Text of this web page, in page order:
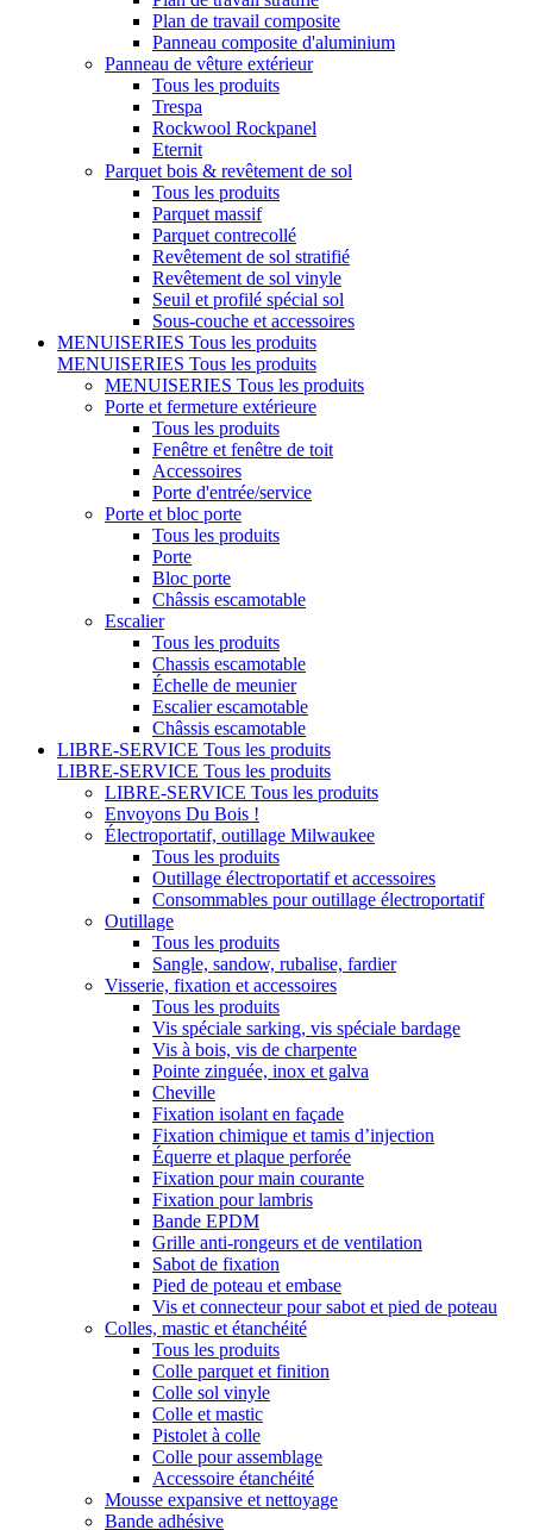
Plan de travail composite
Panneau composite d'aluminium
Panneau de vêture extérieur
Tous les produits
Trespa
Rockwool Rockpanel
Eternit
Parquet bois & revêtement de sol
Tous les produits
Parquet massif
Parquet contrecollé
Revêtement de sol stratifié
Revêtement de sol vinyle
Seuil et profilé spécial sol
Sous-couche et accessoires
MENUISERIES Tous les produits
MENUISERIES Tous les produits
MENUISERIES Tous les produits
Porte et fermeture extérieure
Tous les produits
Fenêtre et fenêtre de toit
Accessoires
Porte d'entrée/service
Porte et bloc porte
Tous les produits
Porte
Bloc porte
Châssis escamotable
Escalier
Tous les produits
Chassis escamotable
Échelle de meunier
Escalier escamotable
Châssis escamotable
LIBRE-SERVICE Tous les produits
LIBRE-SERVICE Tous les produits
LIBRE-SERVICE Tous les produits
Envoyons Du Bois !
Électroportatif, outillage Milwaukee
Tous les produits
Outillage électroportatif et accessoires
Consommables pour outillage électroportatif
Outillage
Tous les produits
Sangle, sandow, rubalise, fardier
Visserie, fixation et accessoires
Tous les produits
Vis spéciale sarking, vis spéciale bardage
Vis à bois, vis de charpente
Pointe zinguée, inox et galva
Cheville
Fixation isolant en façade
Fixation chimique et tamis d’injection
Équerre et plaque perforée
Fixation pour main courante
Fixation pour lambris
Bande EPDM
Grille anti-rongeurs et de ventilation
Sabot de fixation
Pied de poteau et embase
Vis et connecteur pour sabot et pied de poteau
Colles, mastic et étanchéité
Tous les produits
Colle parquet et finition
Colle sol vinyle
Colle et mastic
Pistolet à colle
Colle pour assemblage
Accessoire étanchéité
Mousse expansive et nettoyage
Bande adhésive